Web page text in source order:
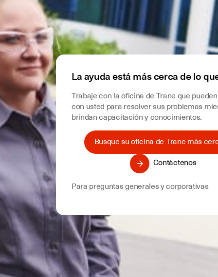
La ayuda está más cerca de lo
Trabaje con la oficina de Trane que
con usted para resolver sus problemas
brindan capacitación y conocimientos.
Busque su oficina de Trane más
Contáctenos
Para preguntas generales y corporativas